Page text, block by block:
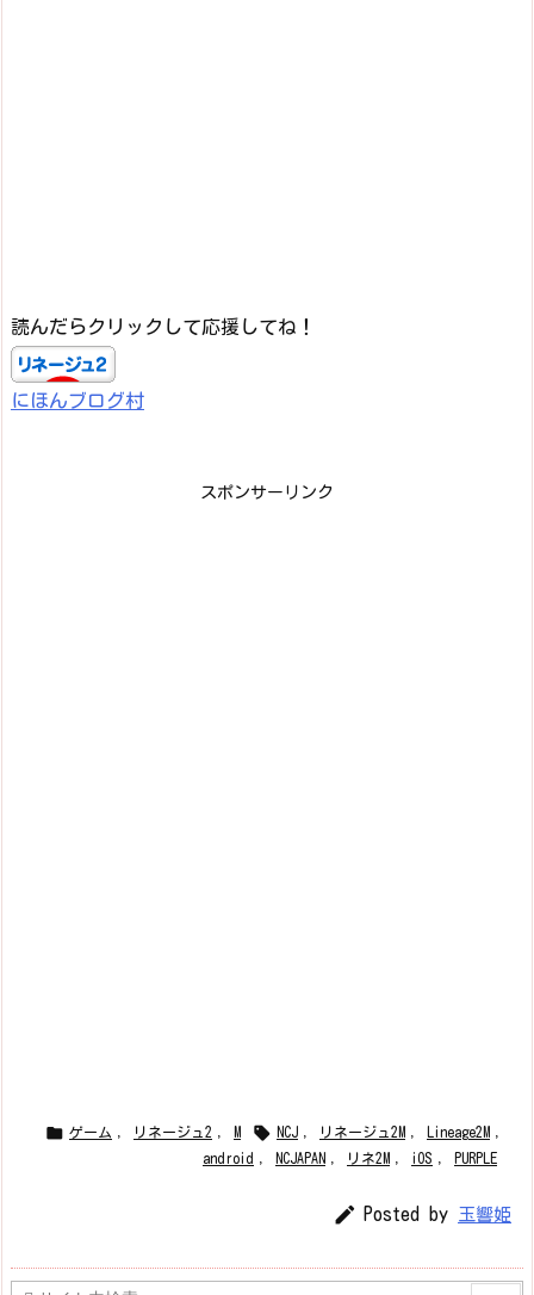
読んだらクリックして応援してね！
にほんブログ村
スポンサーリンク
 ゲーム , リネージュ2 , M  NCJ , リネージュ2M , Lineage2M ,
android , NCJAPAN , リネ2M , iOS , PURPLE
 Posted by 玉響姫